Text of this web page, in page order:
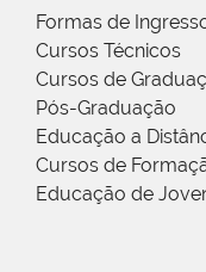
Formas de
Cursos Técnicos
Cursos de
Pós-Graduação
Educação a
Cursos de
Educação de